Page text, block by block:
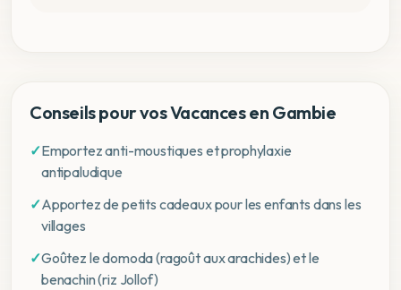
Conseils pour vos Vacances en Gambie
✓Emportez anti-moustiques et prophylaxie
antipaludique
✓Apportez de petits cadeaux pour les enfants dans les
villages
✓Goûtez le domoda (ragoût aux arachides) et le
benachin (riz Jollof)